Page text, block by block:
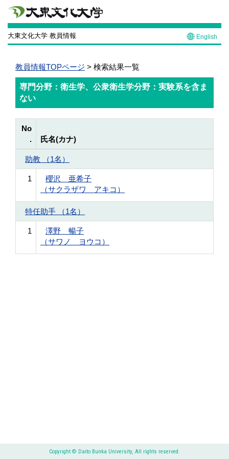
大東文化大学 教員情報 English
教員情報TOPページ > 検索結果一覧
専門分野：衛生学、公衆衛生学分野：実験系を含ま
ない
No
.
氏名(カナ)
助教 （1名）
1
櫻沢 亜希子
（サクラザワ アキコ）
特任助手 （1名）
1
澤野 暢子
（サワノ ヨウコ）
Copyright © Daito Bunka University, All rights reserved.